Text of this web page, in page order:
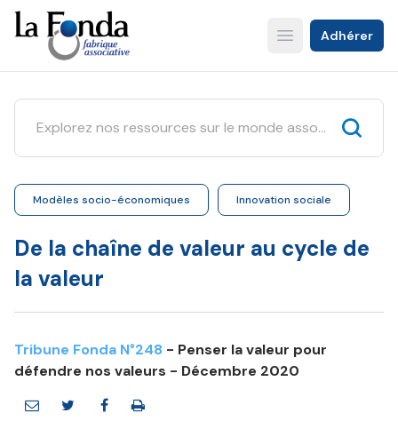
Aller
au
contenu
principal
Open main menu
Adhérer
Modèles socio-économiques Innovation sociale
De la chaîne de valeur au cycle de
la valeur
Tribune Fonda N°248 - Penser la valeur pour
défendre nos valeurs - Décembre 2020